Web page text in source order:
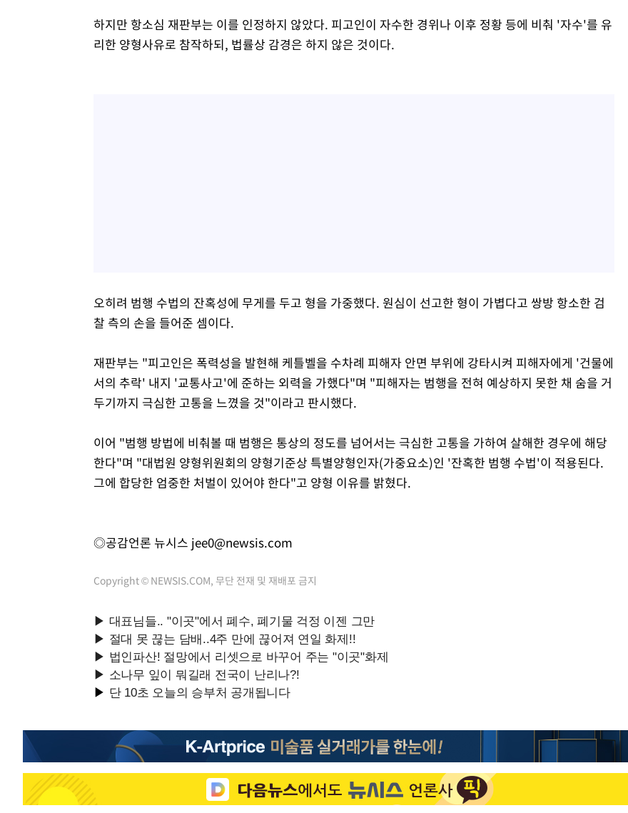
하지만 항소심 재판부는 이를 인정하지 않았다. 피고인이 자수한 경위나 이후 정황 등에 비춰 '자수'를 유
리한 양형사유로 참작하되, 법률상 감경은 하지 않은 것이다.
오히려 범행 수법의 잔혹성에 무게를 두고 형을 가중했다. 원심이 선고한 형이 가볍다고 쌍방 항소한 검
찰 측의 손을 들어준 셈이다.
재판부는 "피고인은 폭력성을 발현해 케틀벨을 수차례 피해자 안면 부위에 강타시켜 피해자에게 '건물에
서의 추락' 내지 '교통사고'에 준하는 외력을 가했다"며 "피해자는 범행을 전혀 예상하지 못한 채 숨을 거
두기까지 극심한 고통을 느꼈을 것"이라고 판시했다.
이어 "범행 방법에 비춰볼 때 범행은 통상의 정도를 넘어서는 극심한 고통을 가하여 살해한 경우에 해당
한다"며 "대법원 양형위원회의 양형기준상 특별양형인자(가중요소)인 '잔혹한 범행 수법'이 적용된다.
그에 합당한 엄중한 처벌이 있어야 한다"고 양형 이유를 밝혔다.
◎공감언론 뉴시스 jee0@newsis.com
Copyright © NEWSIS.COM, 무단 전재 및 재배포 금지